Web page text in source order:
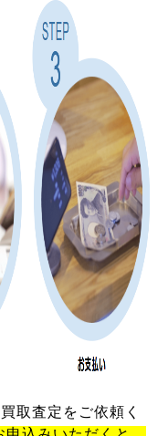
取査定をご依頼く